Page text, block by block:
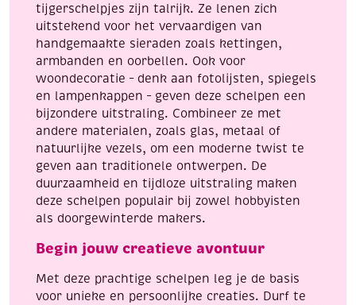
tijgerschelpjes zijn talrijk. Ze lenen zich
uitstekend voor het vervaardigen van
handgemaakte sieraden zoals kettingen,
armbanden en oorbellen. Ook voor
woondecoratie – denk aan fotolijsten, spiegels
en lampenkappen – geven deze schelpen een
bijzondere uitstraling. Combineer ze met
andere materialen, zoals glas, metaal of
natuurlijke vezels, om een moderne twist te
geven aan traditionele ontwerpen. De
duurzaamheid en tijdloze uitstraling maken
deze schelpen populair bij zowel hobbyisten
als doorgewinterde makers.
Begin jouw creatieve avontuur
Met deze prachtige schelpen leg je de basis
voor unieke en persoonlijke creaties. Durf te